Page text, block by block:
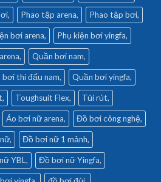
Phao tập arena Phao tập bơi
bơi arena Phụ kiện bơi yingfa
Quần bơi nam
bơi thi đấu nam Quần bơi yingfa
Toughsuit Flex Túi rút
Áo bơi nữ arena Đồ bơi công nghệ
Đồ bơi nữ 1 mảnh
YBL Đồ bơi nữ Yingfa